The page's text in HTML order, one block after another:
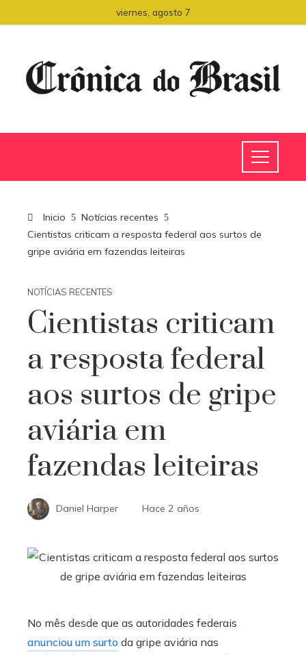
viernes, agosto 7
Inicio
Notícias recentes
Cientistas criticam a resposta federal aos surtos de
gripe aviária em fazendas leiteiras
NOTÍCIAS RECENTES
Cientistas criticam
a resposta federal
aos surtos de gripe
aviária em
fazendas leiteiras
Daniel Harper Hace 2 años
No mês desde que as autoridades federais
anunciou um surto da gripe aviária nas